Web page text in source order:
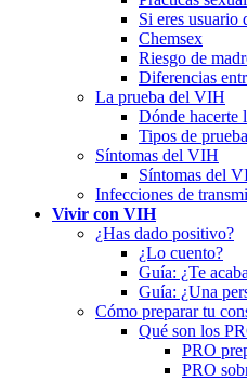
Si eres
Chemsex
Riesgo de
Diferencias
La prueba del VIH
Dónde hacerte
Tipos de
Síntomas del VIH
Síntomas del
Infecciones de
Vivir con VIH
¿Has dado positivo?
¿Lo cuento?
Guía: ¿Te
Guía: ¿Una
Cómo preparar tu
Qué son los
PRO
PRO